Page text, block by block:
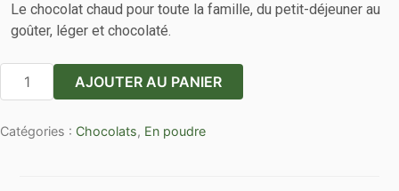
Le chocolat chaud pour toute la famille, du petit-déjeuner au
goûter, léger et chocolaté.
quantité
de
de
AJOUTER AU PANIER
Catégories : Chocolats, En poudre